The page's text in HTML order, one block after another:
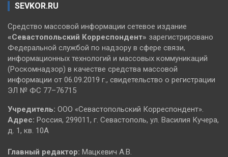
SEVKOR.RU
Средство массовой информации сетевое издание
«Севастопольский Корреспондент» зарегистрировано
Федеральной службой по надзору в сфере связи,
информационных технологий и массовых коммуникаций
(Роскомнадзор) в качестве средства массовой
информации от 06.09.2019 г., свидетельство о регистрации
ЭЛ № ФС 77–76715
Учредитель: ООО «Севастопольский Корреспондент».
Адрес: Россия, 299011, г. Севастополь, ул. Василия Кучера,
д. 1, кв. 10А
Главный редактор: Мацкевич А.В.